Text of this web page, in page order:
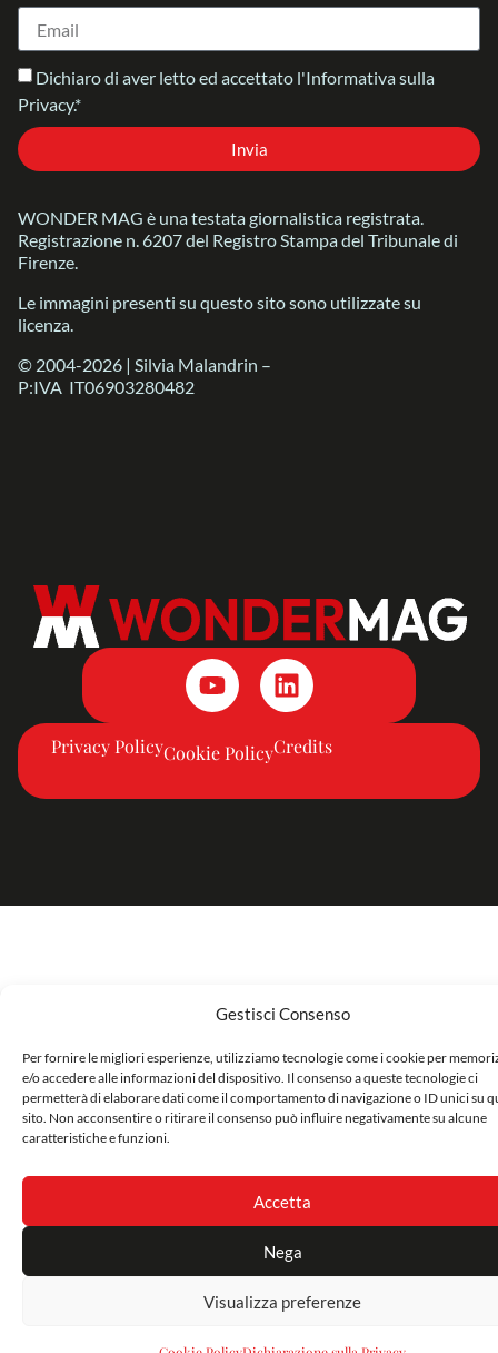
Gestisci Consenso
Per fornire le migliori esperienze, utilizziamo tecnologie come i cookie per
e/o accedere alle informazioni del dispositivo. Il consenso a queste tecnologie ci
permetterà di elaborare dati come il comportamento di navigazione o ID unici su
sito. Non acconsentire o ritirare il consenso può influire negativamente su alcune
caratteristiche e funzioni.
Accetta
Nega
Visualizza preferenze
Dichiaro di aver letto ed accettato l'Informativa sulla
Privacy.*
Invia
WONDER MAG è una testata giornalistica registrata.
Registrazione n. 6207 del Registro Stampa del Tribunale di
Firenze.
Le immagini presenti su questo sito sono utilizzate su
licenza.
© 2004-2026 | Silvia Malandrin –
P:IVA IT06903280482
Privacy PolicyCookie PolicyCredits